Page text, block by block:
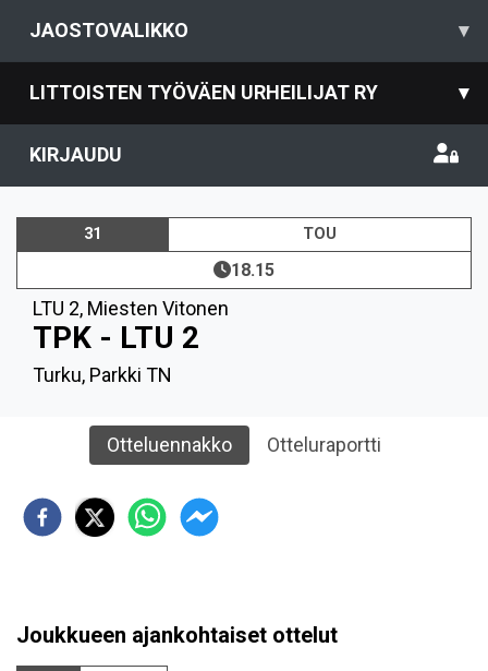
JAOSTOVALIKKO ▾
LITTOISTEN TYÖVÄEN URHEILIJAT RY ▾
KIRJAUDU
31 TOU
18.15
LTU 2, Miesten Vitonen
TPK - LTU 2
Turku, Parkki TN
Otteluennakko Otteluraportti
Joukkueen ajankohtaiset ottelut